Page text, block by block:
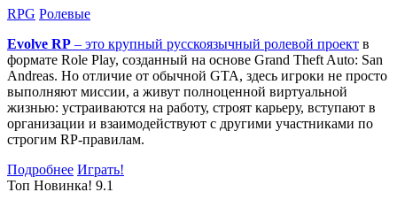
RPG Ролевые
Evolve RP – это крупный русскоязычный ролевой проект в
формате Role Play, созданный на основе Grand Theft Auto: San
Andreas. Но отличие от обычной GTA, здесь игроки не просто
выполняют миссии, а живут полноценной виртуальной
жизнью: устраиваются на работу, строят карьеру, вступают в
организации и взаимодействуют с другими участниками по
строгим RP-правилам.
Подробнее Играть!
Топ Новинка! 9.1